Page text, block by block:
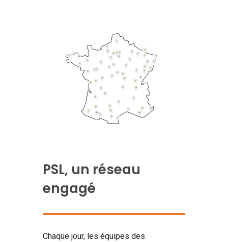
PSL, un réseau
engagé
Chaque jour, les équipes des